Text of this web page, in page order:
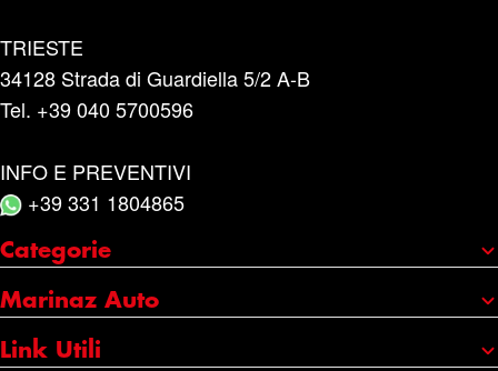
TRIESTE
34128 Strada di Guardiella 5/2 A-B
Tel. +39 040 5700596
INFO E PREVENTIVI
+39 331 1804865
Categorie
Portaggio e carico
Accessori
Marinaz Auto
Chi siamo
Link Utili